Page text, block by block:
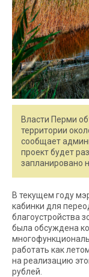
Власти Перми
территории
сообщает
проект будет
запланировано
В текущем году
кабинки для
благоустройства
была обсуждена
работать как
на реализацию
рублей.